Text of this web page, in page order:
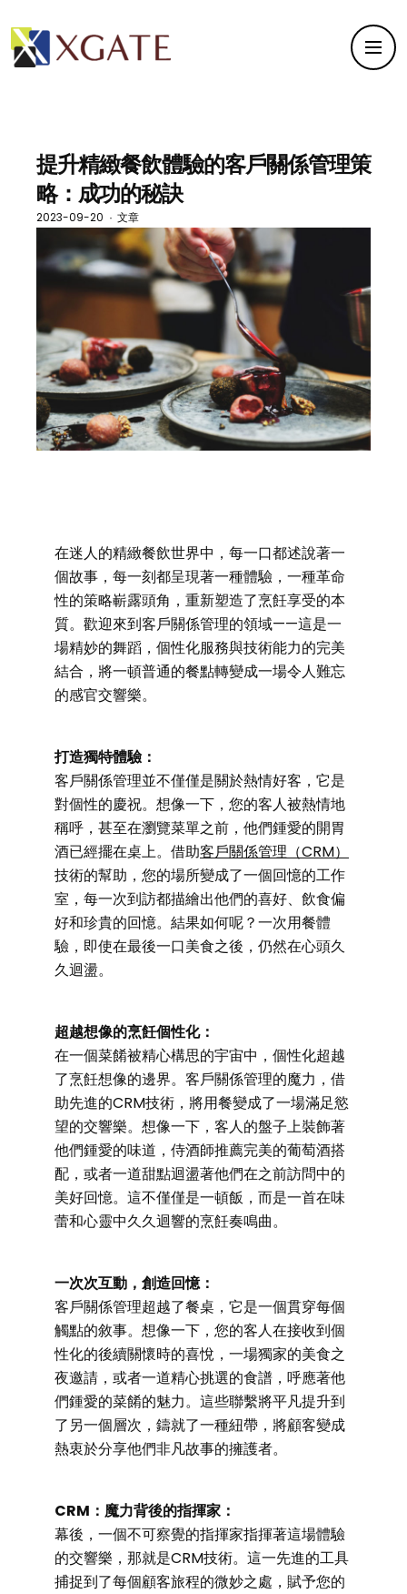
提升精緻餐飲體驗的客戶關係管理策
略：成功的秘訣
2023-09-20 · 文章
在迷人的精緻餐飲世界中，每一口都述說著一
個故事，每一刻都呈現著一種體驗，一種革命
性的策略嶄露頭角，重新塑造了烹飪享受的本
質。歡迎來到客戶關係管理的領域——這是一
場精妙的舞蹈，個性化服務與技術能力的完美
結合，將一頓普通的餐點轉變成一場令人難忘
的感官交響樂。
打造獨特體驗：
客戶關係管理並不僅僅是關於熱情好客，它是
對個性的慶祝。想像一下，您的客人被熱情地
稱呼，甚至在瀏覽菜單之前，他們鍾愛的開胃
酒已經擺在桌上。借助客戶關係管理（CRM）
技術的幫助，您的場所變成了一個回憶的工作
室，每一次到訪都描繪出他們的喜好、飲食偏
好和珍貴的回憶。結果如何呢？一次用餐體
驗，即使在最後一口美食之後，仍然在心頭久
久迴盪。
超越想像的烹飪個性化：
在一個菜餚被精心構思的宇宙中，個性化超越
了烹飪想像的邊界。客戶關係管理的魔力，借
助先進的CRM技術，將用餐變成了一場滿足慾
望的交響樂。想像一下，客人的盤子上裝飾著
他們鍾愛的味道，侍酒師推薦完美的葡萄酒搭
配，或者一道甜點迴盪著他們在之前訪問中的
美好回憶。這不僅僅是一頓飯，而是一首在味
蕾和心靈中久久迴響的烹飪奏鳴曲。
一次次互動，創造回憶：
客戶關係管理超越了餐桌，它是一個貫穿每個
觸點的敘事。想像一下，您的客人在接收到個
性化的後續關懷時的喜悅，一場獨家的美食之
夜邀請，或者一道精心挑選的食譜，呼應著他
們鍾愛的菜餚的魅力。這些聯繫將平凡提升到
了另一個層次，鑄就了一種紐帶，將顧客變成
熱衷於分享他們非凡故事的擁護者。
CRM：魔力背後的指揮家：
幕後，一個不可察覺的指揮家指揮著這場體驗
的交響樂，那就是CRM技術。這一先進的工具
捕捉到了每個顧客旅程的微妙之處，賦予您的